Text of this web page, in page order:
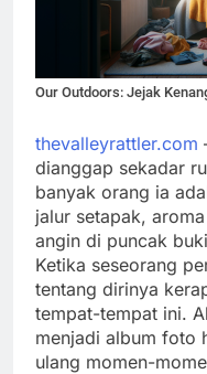
Our Outdoors: Jejak
thevalleyrattler.com
dianggap sekadar
banyak orang ia
jalur setapak,
angin di puncak
Ketika seseorang
tentang dirinya
tempat-tempat ini.
menjadi album foto
ulang momen-